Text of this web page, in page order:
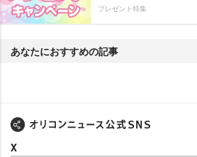
プレゼント特集
あなたにおすすめの記事
X